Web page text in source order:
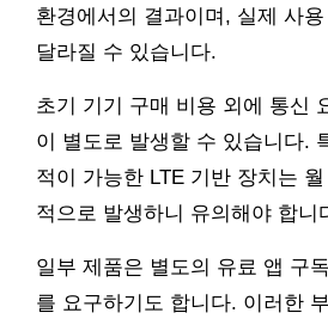
환경에서의 결과이며, 실제 사
달라질 수 있습니다.
초기 기기 구매 비용 외에 통신
이 별도로 발생할 수 있습니다.
적이 가능한 LTE 기반 장치는
적으로 발생하니 유의해야 합니
일부 제품은 별도의 유료 앱 구
를 요구하기도 합니다. 이러한